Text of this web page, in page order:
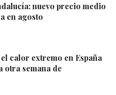
nuevo precio medio
en agosto
calor extremo en España
otra semana de